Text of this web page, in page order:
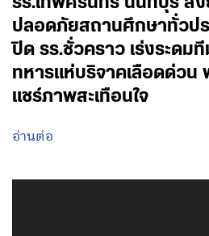
ปลอดภัยสถานศึกษาทั่วป
ปิด รร.ชั่วคราว เร่งระดม
ทหารแห่บริจาคเลือดด่ว
แชร์ภาพสะเทือนใจ
อ่านต่อ